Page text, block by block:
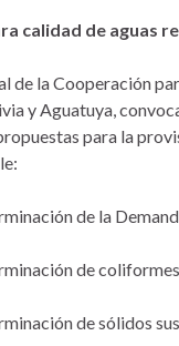
calidad de aguas
la Cooperación
y Aguatuya,
para la
de la
de
de sólidos